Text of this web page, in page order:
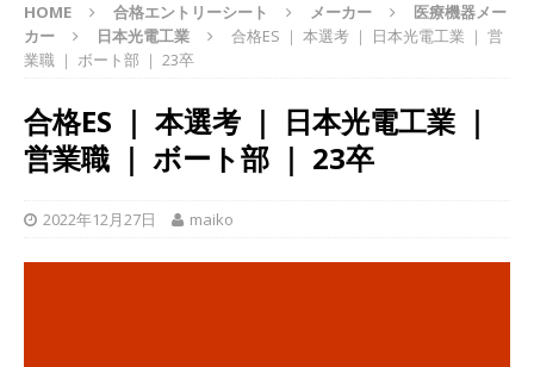
[ 2026年6月13日 ] ≪ 27卒 ≫アスキヤリ個人相
談｜予約フォーム
る優良企業一覧（26社）
体育会積極採用企業
[ 2026年5月16日 ]
【 2028卒 】 今すぐ受けられ
る優良企業一覧（18社）
HOME 合格エントリーシート メーカー
医療機器メー
カー
日本光電工業
合格ES ｜ 本選考 ｜ 日本光電工業 ｜ 営
業職 ｜ ボート部 ｜ 23卒
合格ES ｜ 本選考 ｜ 日本光電工業 ｜
営業職 ｜ ボート部 ｜ 23卒
2022年12月27日 maiko